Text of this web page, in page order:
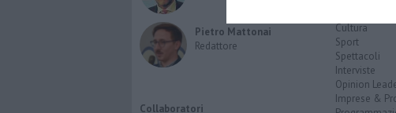
Pietro Mattonai
Redattore
Collaboratori
Cultura
Sport
Spettacoli
Interviste
Opinion
Imprese &